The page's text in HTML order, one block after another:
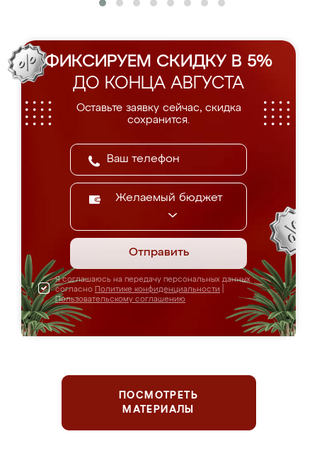
ФИКСИРУЕМ СКИДКУ В 5%
ДО КОНЦА АВГУСТА
Оставьте заявку сейчас, скидка
сохранится.
Желаемый бюджет
Отправить
Я соглашаюсь на передачу персональных данных
согласно Политике конфиденциальности
Пользовательскому соглашению
ПОСМОТРЕТЬ
МАТЕРИАЛЫ